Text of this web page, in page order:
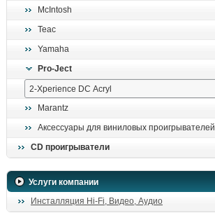
McIntosh
Teac
Yamaha
Pro-Ject
Marantz
Аксессуары для виниловых проигрывателей
CD проигрыватели
Услуги компании
Инсталляция Hi-Fi, Видео, Аудио